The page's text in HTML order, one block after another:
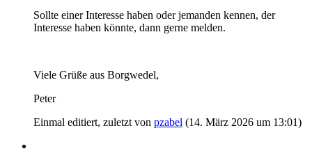
Sollte einer Interesse haben oder jemanden kennen, der
Interesse haben könnte, dann gerne melden.
Viele Grüße aus Borgwedel,
Peter
Einmal editiert, zuletzt von pzabel (14. März 2026 um 13:01)